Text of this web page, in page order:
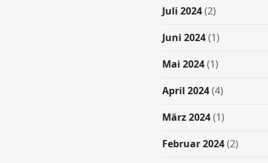
Juli 2024(2)
Juni 2024(1)
Mai 2024(1)
April 2024(4)
März 2024(1)
Februar 2024(2)